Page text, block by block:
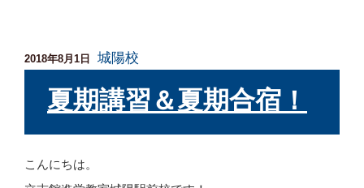
投
2018年8月1日 城陽校
夏期講習＆夏期合宿！
こんにちは。